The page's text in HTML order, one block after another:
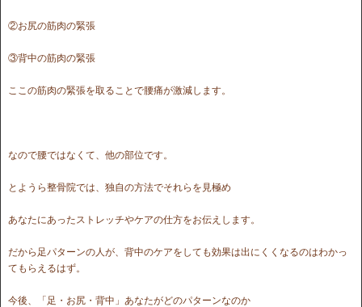
②お尻の筋肉の緊張
③背中の筋肉の緊張
ここの筋肉の緊張を取ることで腰痛が激減します。
なので腰ではなくて、他の部位です。
とようら整骨院では、独自の方法でそれらを見極め
あなたにあったストレッチやケアの仕方をお伝えします。
だから足パターンの人が、背中のケアをしても効果は出にくくなるのはわかっ
てもらえるはず。
今後、「足・お尻・背中」あなたがどのパターンなのか